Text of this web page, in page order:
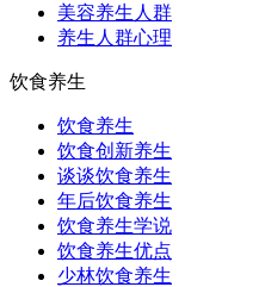
美容养生人群
养生人群心理
饮食养生
饮食养生
饮食创新养生
谈谈饮食养生
年后饮食养生
饮食养生学说
饮食养生优点
少林饮食养生